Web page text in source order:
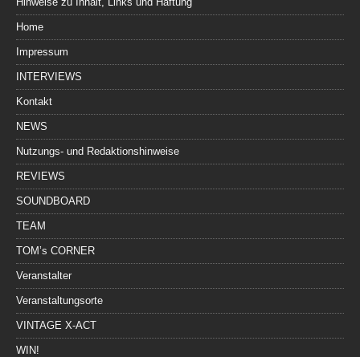
Home
Impressum
INTERVIEWS
Kontakt
NEWS
Nutzungs- und Redaktionshinweise
REVIEWS
SOUNDBOARD
TEAM
TOM’s CORNER
Veranstalter
Veranstaltungsorte
VINTAGE X-ACT
WIN!